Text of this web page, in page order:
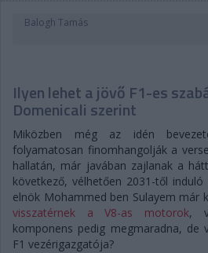
Balogh Tamás
Ilyen lehet a jövő F1-es
Domenicali szerint
Miközben még az idén
folyamatosan finomhangolják a
hallatán, már javában zajlanak a
következő, vélhetően 2031-től induló
elnök Mohammed ben Sulayem már
visszatérnek a V8-as motorok,
komponens pedig megmaradna,
F1 vezérigazgatója?